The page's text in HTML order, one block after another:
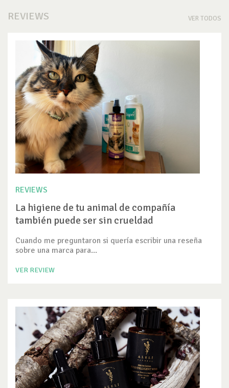
REVIEWS VER TODOS
REVIEWS
La higiene de tu animal de compañía
también puede ser sin crueldad
Cuando me preguntaron si quería escribir una reseña
sobre una marca para...
VER REVIEW